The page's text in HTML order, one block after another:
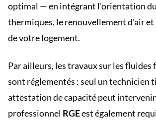
optimal — en intégrant l'orientation
thermiques, le renouvellement d'air et
de votre logement.
Par ailleurs, les travaux sur les fluides
sont réglementés : seul un technicien
attestation de capacité peut
professionnel RGEest également